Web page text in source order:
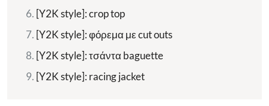
[Y2K style]: crop top
[Y2K style]: φόρεμα με cut outs
[Y2K style]: τσάντα baguette
[Y2K style]: racing jacket